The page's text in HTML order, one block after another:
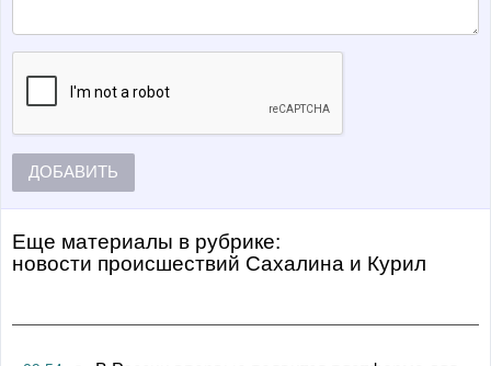
ДОБАВИТЬ
Еще материалы в рубрике:
Новости происшествий Сахалина и Курил